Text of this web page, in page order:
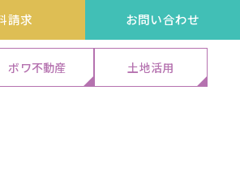
請求 お問い合わせ
ボワ不動産 土地活用